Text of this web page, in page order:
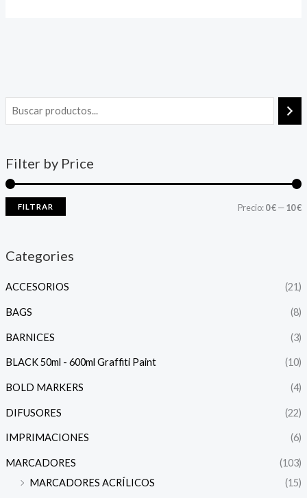
Filter by Price
FILTRAR Precio:0 €—10 €
Categories
ACCESORIOS (21)
BAGS (8)
BARNICES (3)
BLACK 50ml - 600ml Graffiti Paint (10)
BOLD MARKERS (4)
DIFUSORES (22)
IMPRIMACIONES (6)
MARCADORES
(103)
MARCADORES ACRÍLICOS
(15)